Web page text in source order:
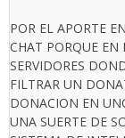
POR EL APORTE
CHAT PORQUE EN
SERVIDORES
FILTRAR UN
DONACION EN
UNA SUERTE DE